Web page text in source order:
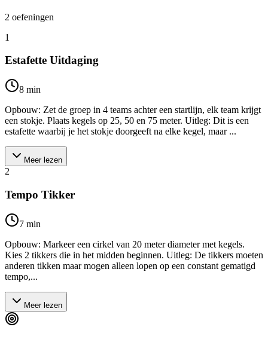
2 oefeningen
1
Estafette Uitdaging
8 min
Opbouw: Zet de groep in 4 teams achter een startlijn, elk team krijgt
een stokje. Plaats kegels op 25, 50 en 75 meter. Uitleg: Dit is een
estafette waarbij je het stokje doorgeeft na elke kegel, maar ...
Meer lezen
2
Tempo Tikker
7 min
Opbouw: Markeer een cirkel van 20 meter diameter met kegels.
Kies 2 tikkers die in het midden beginnen. Uitleg: De tikkers moeten
anderen tikken maar mogen alleen lopen op een constant gematigd
tempo,...
Meer lezen